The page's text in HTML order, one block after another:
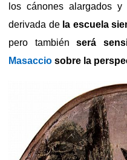
los cánones alargados
derivada de la escuela
pero tambiénserá
Masaccio sobre la